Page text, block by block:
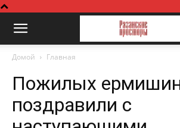
Домой Главная
Пожилых
поздравили с